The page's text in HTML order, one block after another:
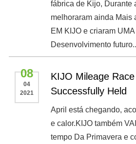
fábrica de Kijo, Durante
melhoraram ainda Mais
EM KIJO e criaram
Desenvolvimento
08
04
2021
KIJO Mileage
Successfully Held
April está chegando,
e calor.KIJO também
tempo Da Primavera e